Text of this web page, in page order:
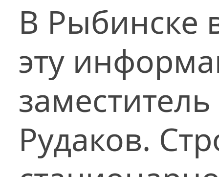
В Рыбинске
эту
Рудаков.